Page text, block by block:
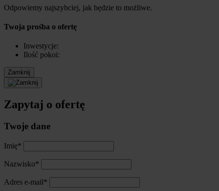
Odpowiemy najszybciej, jak będzie to możliwe.
Twoja prośba o ofertę
Inwestycje:
Ilość pokoi:
Zamknij
Zapytaj o ofertę
Twoje dane
Imię*
Nazwisko*
Adres e-mail*